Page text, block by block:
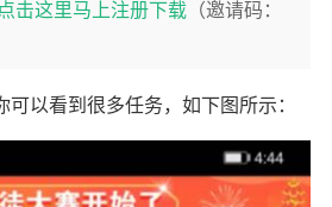
点击这里马上注册下载（邀请码：
以看到很多任务，如下图所示：